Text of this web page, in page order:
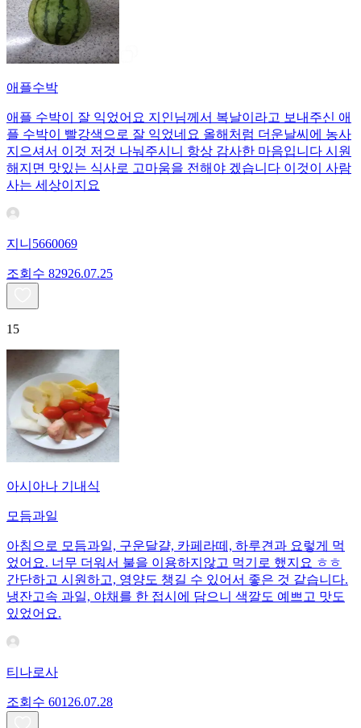
애플수박
애플 수박이 잘 익었어요 지인님께서 복날이라고 보내주신 애
플 수박이 빨강색으로 잘 익었네요 올해처럼 더운날씨에 농사
지으셔서 이것 저것 나눠주시니 항상 감사한 마음입니다 시원
해지면 맛있는 식사로 고마움을 전해야 겠습니다 이것이 사람
사는 세상이지요
지니5660069
조회수 82926.07.25
15
아시아나 기내식
모듬과일
아침으로 모듬과일, 구운달걀, 카페라떼, 하루견과 요렇게 먹
었어요. 너무 더워서 불을 이용하지않고 먹기로 했지요 ㅎㅎ
간단하고 시원하고, 영양도 챙길 수 있어서 좋은 것 같습니다.
냉잔고속 과일, 야채를 한 접시에 담으니 색깔도 예쁘고 맛도
있었어요.
티나로사
조회수 601 26.07.28